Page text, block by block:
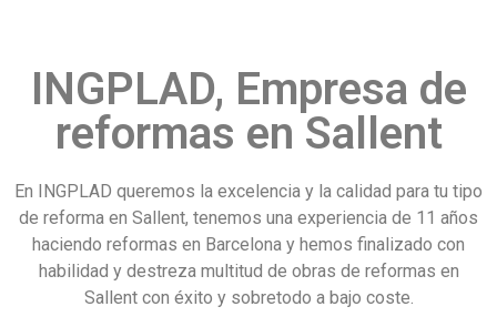
INGPLAD, Empresa de
reformas en Sallent
En INGPLAD queremos la excelencia y la calidad para tu tipo
de reforma en Sallent, tenemos una experiencia de 11 años
haciendo reformas en Barcelona y hemos finalizado con
habilidad y destreza multitud de obras de reformas en
Sallent con éxito y sobretodo a bajo coste.